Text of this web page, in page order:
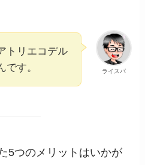
ライスパ
トリエコデル
です。
5つのメリットはいかが